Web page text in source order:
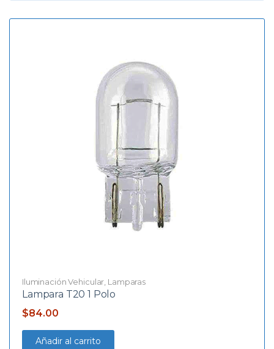
Iluminación Vehicular Lamparas
Lampara T20 1 Polo
$84.00
Añadir al carrito